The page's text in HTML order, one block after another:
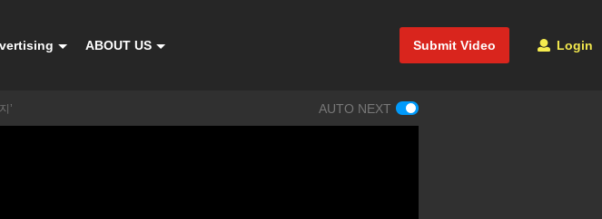
Submit Video Login
ABOUT US
’ AUTO NEXT